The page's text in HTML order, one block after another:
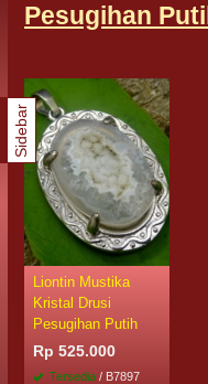
Pesugihan
Liontin Mustika
Kristal Drusi
Pesugihan Putih
Rp 525.000
Tersedia / B7897
Sidebar